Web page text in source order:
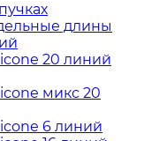
длины
20 линий
микс 20
6 линий